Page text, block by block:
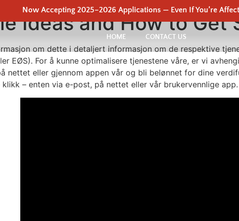
Now Accepting 2025–2026 Applications — Even If You’re
HOME CONTACT US
Ideas and How to Get
om dette i detaljert informasjon om de respektive
EØS). For å kunne optimalisere tjenestene våre, er vi
nettet eller gjennom appen vår og bli belønnet for dine
– enten via e-post, på nettet eller vår brukervennlige app.